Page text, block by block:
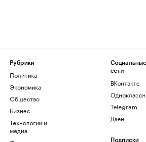
Рубрики
Политика
Экономика
Общество
Бизнес
Технологии и
медиа
Социальные
сети
ВКонтакте
Telegram
Дзен
Подписки